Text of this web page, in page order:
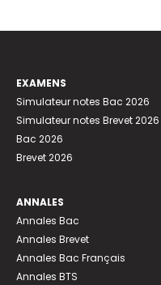
EXAMENS
Simulateur notes Bac 2026
Simulateur notes Brevet 2026
Bac 2026
Brevet 2026
ANNALES
Annales Bac
Annales Brevet
Annales Bac Français
Annales BTS